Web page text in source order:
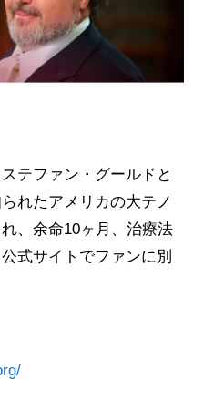
テファン・グールドと
れたアメリカの大テノ
、余命10ヶ月、治療法
式サイトでファンに別